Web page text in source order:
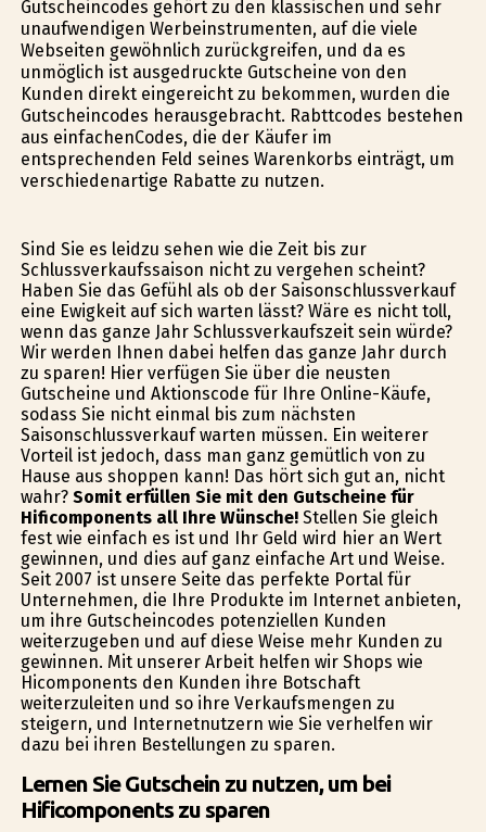
Gutscheincodes gehört zu den klassischen und sehr
unaufwendigen Werbeinstrumenten, auf die viele
Webseiten gewöhnlich zurückgreifen, und da es
unmöglich ist ausgedruckte Gutscheine von den
Kunden direkt eingereicht zu bekommen, wurden die
Gutscheincodes herausgebracht. Rabttcodes bestehen
aus einfachenCodes, die der Käufer im
entsprechenden Feld seines Warenkorbs einträgt, um
verschiedenartige Rabatte zu nutzen.
Sind Sie es leidzu sehen wie die Zeit bis zur
Schlussverkaufssaison nicht zu vergehen scheint?
Haben Sie das Gefühl als ob der Saisonschlussverkauf
eine Ewigkeit auf sich warten lässt? Wäre es nicht toll,
wenn das ganze Jahr Schlussverkaufszeit sein würde?
Wir werden Ihnen dabei helfen das ganze Jahr durch
zu sparen! Hier verfügen Sie über die neusten
Gutscheine und Aktionscode für Ihre Online-Käufe,
sodass Sie nicht einmal bis zum nächsten
Saisonschlussverkauf warten müssen. Ein weiterer
Vorteil ist jedoch, dass man ganz gemütlich von zu
Hause aus shoppen kann! Das hört sich gut an, nicht
wahr? Somit erfüllen Sie mit den Gutscheine für
Hificomponents all Ihre Wünsche!Stellen Sie gleich
fest wie einfach es ist und Ihr Geld wird hier an Wert
gewinnen, und dies auf ganz einfache Art und Weise.
Seit 2007 ist unsere Seite das perfekte Portal für
Unternehmen, die Ihre Produkte im Internet anbieten,
um ihre Gutscheincodes potenziellen Kunden
weiterzugeben und auf diese Weise mehr Kunden zu
gewinnen. Mit unserer Arbeit helfen wir Shops wie
Hificomponents den Kunden ihre Botschaft
weiterzuleiten und so ihre Verkaufsmengen zu
steigern, und Internetnutzern wie Sie verhelfen wir
dazu bei ihren Bestellungen zu sparen.
Lernen Sie Gutschein zu nutzen, um bei
Hificomponents zu sparen